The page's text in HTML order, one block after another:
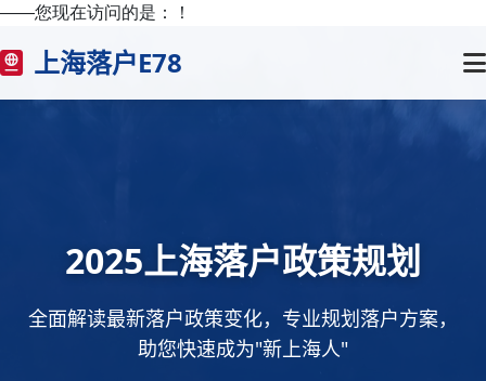
——您现在访问的是： ！